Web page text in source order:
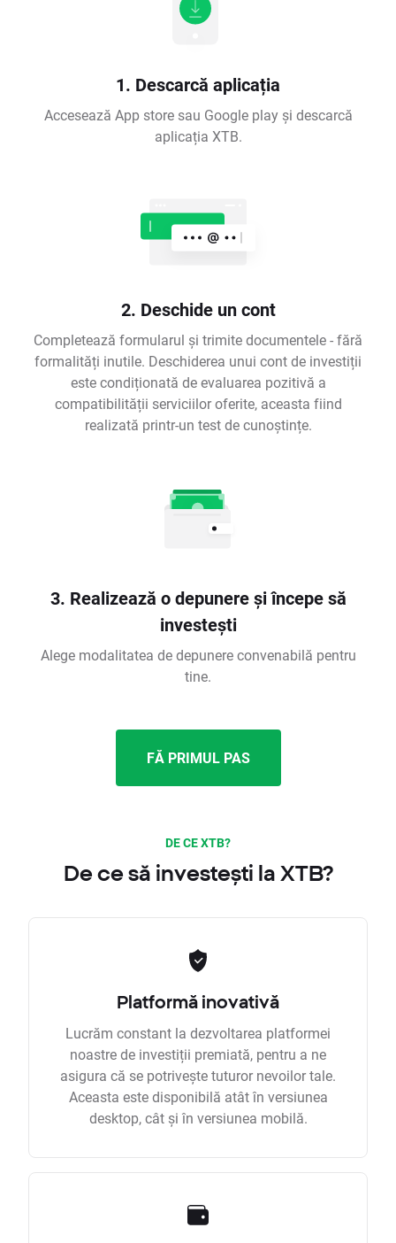
1. Descarcă aplicația
Accesează App store sau Google play și descarcă
aplicația XTB.
2. Deschide un cont
Completează formularul și trimite documentele - fără
formalități inutile. Deschiderea unui cont de investiții
este condiționată de evaluarea pozitivă a
compatibilității serviciilor oferite, aceasta fiind
realizată printr-un test de cunoștințe.
3. Realizează o depunere și începe să
investești
Alege modalitatea de depunere convenabilă pentru
tine.
FĂ PRIMUL PAS
DE CE XTB?
De ce să investești la XTB?
Platformă inovativă
Lucrăm constant la dezvoltarea platformei
noastre de investiții premiată, pentru a ne
asigura că se potrivește tuturor nevoilor tale.
Aceasta este disponibilă atât în versiunea
desktop, cât și în versiunea mobilă.